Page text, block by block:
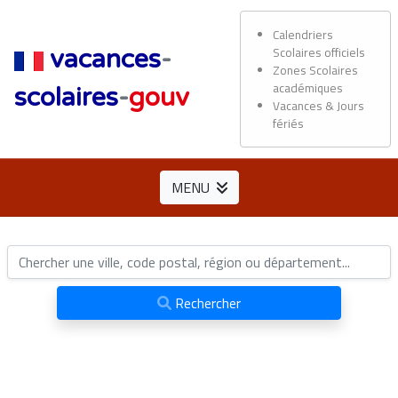
vacances-
scolaires-gouv
Calendriers
Scolaires officiels
Zones Scolaires
académiques
Vacances & Jours
fériés
MENU
Rechercher